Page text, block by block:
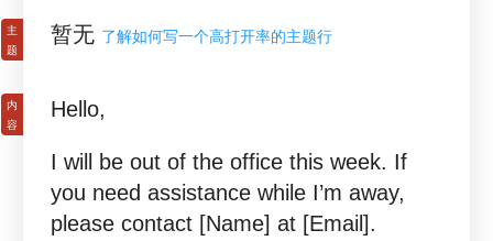
暂无 了解如何写一个高打开率的主题行
Hello,
I will be out of the office this week. If
you need assistance while I’m away,
please contact [Name] at [Email].